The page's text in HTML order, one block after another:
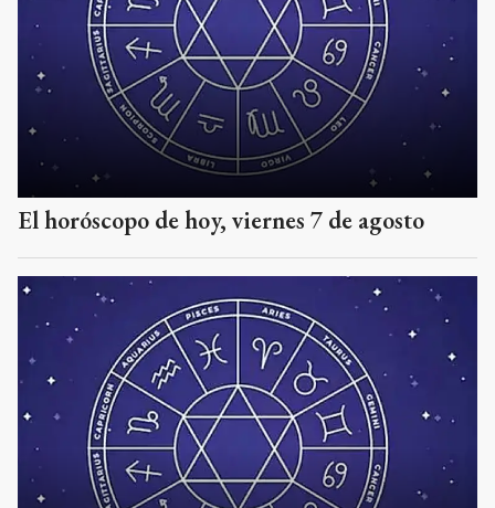
El horóscopo de hoy, viernes 7 de agosto